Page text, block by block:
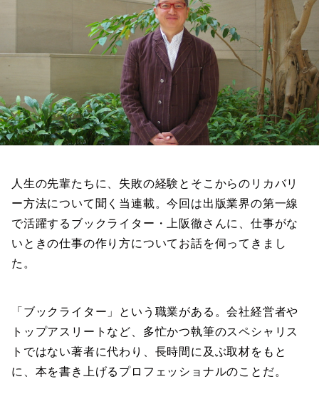
人生の先輩たちに、失敗の経験とそこからのリカバリ
ー方法について聞く当連載。今回は出版業界の第一線
で活躍するブックライター・上阪徹さんに、仕事がな
いときの仕事の作り方についてお話を伺ってきまし
た。
「ブックライター」という職業がある。会社経営者や
トップアスリートなど、多忙かつ執筆のスペシャリス
トではない著者に代わり、長時間に及ぶ取材をもと
に、本を書き上げるプロフェッショナルのことだ。